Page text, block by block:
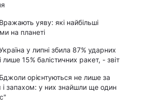
Вражають уяву: які найбільші
на планеті
у липні збила 87% ударних
лише 15% балістичних ракет, - звіт
Бджоли орієнтуються не лише за
запахом: у них знайшли ще один